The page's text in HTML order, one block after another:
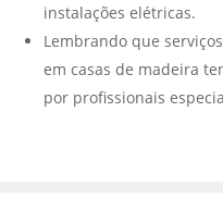
instalações elétricas.
Lembrando que
em casas de madeira
por profissionais